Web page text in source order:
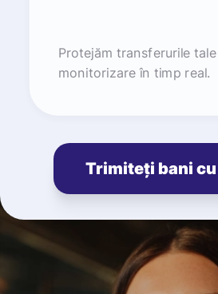
Protejăm transferurile
monitorizare în timp real.
Trimiteți bani